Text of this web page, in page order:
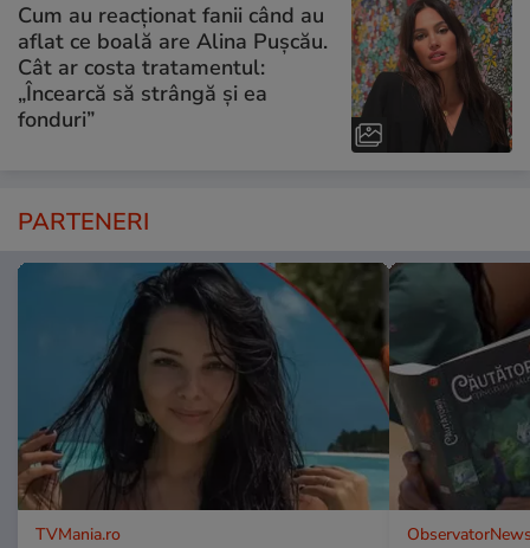
Cum au reacționat fanii când au
aflat ce boală are Alina Pușcău.
Cât ar costa tratamentul:
„Încearcă să strângă și ea
fonduri”
PARTENERI
TVMania.ro